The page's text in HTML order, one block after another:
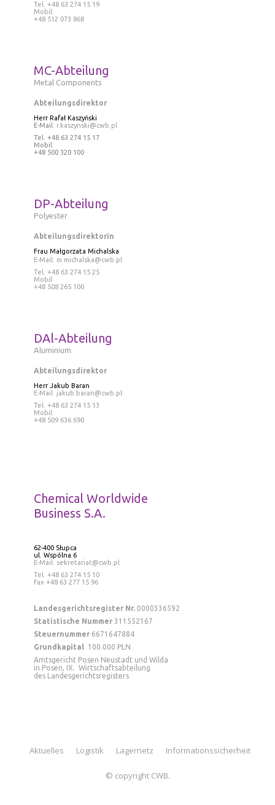
Tel . +48 63 274 15 19
Mobil:
+48 512 073 868
MC-Abteilung
Metal Components
Abteilungsdirektor
Herr Rafał Kaszyński
E-Mail: r.kaszynski@cwb.pl
Tel . +48 63 274 15 17
Mobil:
+48 500 320 100
DP-Abteilung
Polyester
Abteilungsdirektorin
Frau Małgorzata Michalska
E-Mail: m.michalska@cwb.pl
Tel . +48 63 274 15 25
Mobil:
+48 508 265 100
DAl-Abteilung
Aluminium
Abteilungsdirektor
Herr Jakub Baran
E-Mail: jakub.baran@cwb.pl
Tel . +48 63 274 15 13
Mobil:
+48 509 636 690
Chemical Worldwide
Business S.A.
62-400 Słupca
ul. Wspólna 6
E-Mail: sekretariat@cwb.pl
Tel . +48 63 274 15 10
Fax +48 63 277 15 96
Landesgerichtsregister Nr.0000336592
Statistische Nummer311552167
Steuernummer6671647884
Grundkapital 100.000 PLN
Amtsgericht Posen Neustadt und Wilda
in Posen, IX. Wirtschaftsabteilung
des Landesgerichtsregisters
Aktuelles Logistik Lagernetz Informationssicherheit
© copyright CWB.